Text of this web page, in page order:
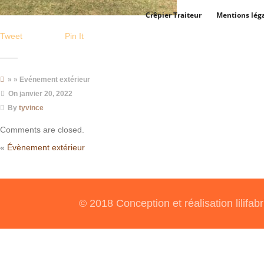
Crêpier Traiteur Mentions
Tweet Pin It
» » Evénement extérieur
On janvier 20, 2022
By tyvince
Comments are closed.
« Évènement extérieur
© 2018 Conception et réalisation